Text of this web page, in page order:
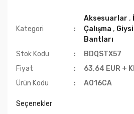
Kategori
Aksesuarlar ,
Çalışma ,
Bantları
Stok Kodu
BDQSTX57
Fiyat
63,64 EUR +
Ürün Kodu
A016CA
Seçenekler